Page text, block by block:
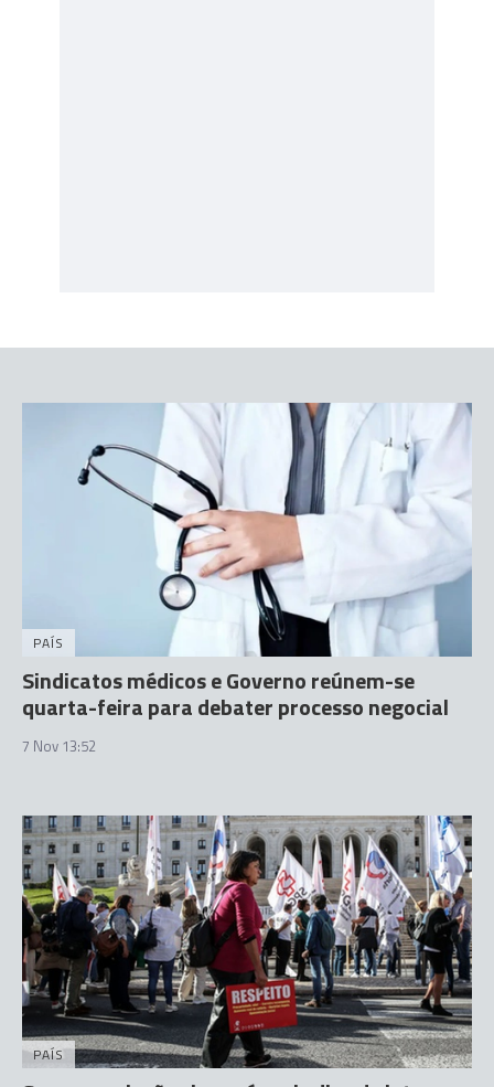
PAÍS
Sindicatos médicos e Governo reúnem-se
quarta-feira para debater processo negocial
7 Nov 13:52
PAÍS